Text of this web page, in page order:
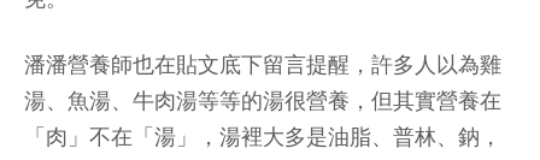
潘潘營養師也在貼文底下留言提醒，許多人以為雞
湯、魚湯、牛肉湯等等的湯很營養，但其實營養在
「肉」不在「湯」，湯裡大多是油脂、普林、鈉，